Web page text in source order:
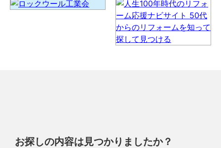
お探しの内容は見つかりましたか？